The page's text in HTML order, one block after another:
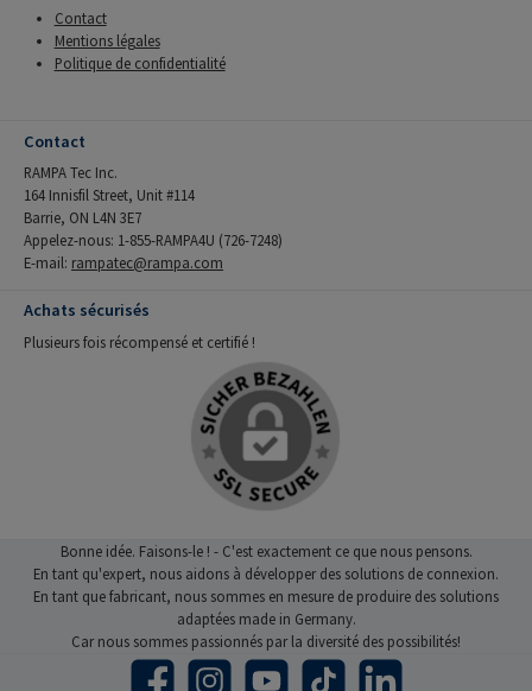
Contact
Mentions légales
Politique de confidentialité
Contact
RAMPA Tec Inc.
164 Innisfil Street, Unit #114
Barrie, ON L4N 3E7
Appelez-nous: 1-855-RAMPA4U (726-7248)
E-mail: rampatec@rampa.com
Achats sécurisés
Plusieurs fois récompensé et certifié !
Bonne idée. Faisons-le ! - C'est exactement ce que nous pensons.
En tant qu'expert, nous aidons à développer des solutions de connexion.
En tant que fabricant, nous sommes en mesure de produire des solutions
adaptées made in Germany.
Car nous sommes passionnés par la diversité des possibilités!